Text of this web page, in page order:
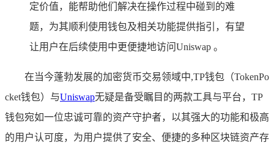
定价值，能帮助他们解决在操作过程中碰到的难
题，为其顺利使用钱包及相关功能提供指引，有望
让用户在后续使用中更便捷地访问Uniswap 。
在当今蓬勃发展的加密货币交易领域中,TP钱包（TokenPo
cket钱包）与Uniswap无疑是备受瞩目的两款工具与平台，TP
钱包宛如一位忠诚可靠的资产守护者，以其强大的功能和极高
的用户认可度，为用户提供了安全、便捷的多种区块链资产存